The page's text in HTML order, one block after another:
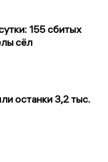
155 сбитых
сёл
останки 3,2 тыс.